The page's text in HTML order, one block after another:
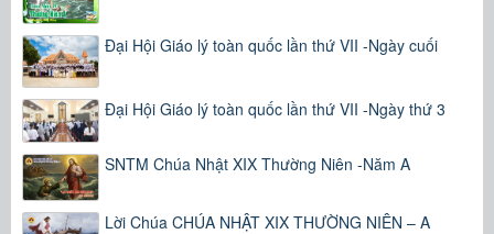
Đại Hội Giáo lý toàn quốc lần thứ VII -Ngày cuối
Đại Hội Giáo lý toàn quốc lần thứ VII -Ngày thứ 3
SNTM Chúa Nhật XIX Thường Niên -Năm A
Lời Chúa CHÚA NHẬT XIX THƯỜNG NIÊN – A